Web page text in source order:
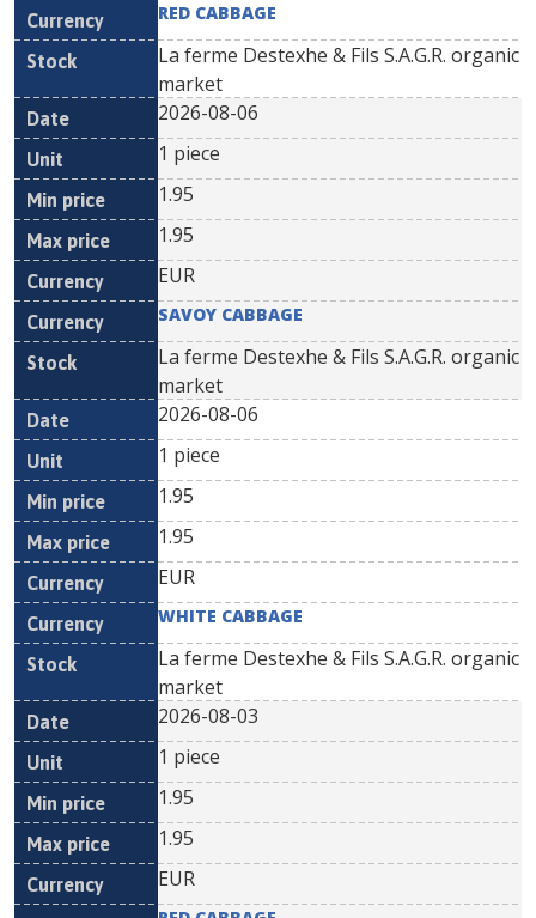
RED CABBAGE
La ferme Destexhe & Fils S.A.G.R. organic
market
2026-08-06
1 piece
1.95
1.95
EUR
SAVOY CABBAGE
La ferme Destexhe & Fils S.A.G.R. organic
market
2026-08-06
1 piece
1.95
1.95
EUR
WHITE CABBAGE
La ferme Destexhe & Fils S.A.G.R. organic
market
2026-08-03
1 piece
1.95
1.95
EUR